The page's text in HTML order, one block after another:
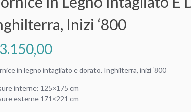
Inizi ‘800
3.150,00
in legno intagliato e dorato. Inghilterra, inizi ‘800
interne: 125×175 cm
esterne 171×221 cm